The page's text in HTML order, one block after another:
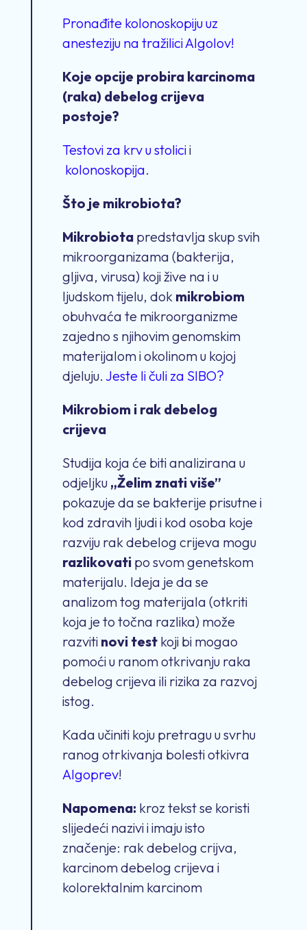
Pronađite kolonoskopiju uz
anesteziju na tražilici Algolov!
Koje opcije probira karcinoma
(raka) debelog crijeva
postoje?
Testovi za krv u stolicii
kolonoskopija.
Što je mikrobiota?
Mikrobiotapredstavlja skup svih
mikroorganizama (bakterija,
gljiva, virusa) koji žive na i u
ljudskom tijelu, dok mikrobiom
obuhvaća te mikroorganizme
zajedno s njihovim genomskim
materijalom i okolinom u kojoj
djeluju. Jeste li čuli za SIBO?
Mikrobiom i rak debelog
crijeva
Studija koja će biti analizirana u
odjeljku„Želim znati više”
pokazuje da se bakterije prisutne i
kod zdravih ljudi i kod osoba koje
razviju rak debelog crijeva mogu
razlikovatipo svom genetskom
materijalu. Ideja je da se
analizom tog materijala (otkriti
koja je to točna razlika) može
razviti novi testkoji bi mogao
pomoći u ranom otkrivanju raka
debelog crijeva ili rizika za razvoj
istog.
Kada učiniti koju pretragu u svrhu
ranog otrkivanja bolesti otkivra
Algoprev!
Napomena: kroz tekst se koristi
slijedeći nazivi i imaju isto
značenje: rak debelog crijva,
karcinom debelog crijeva i
kolorektalnim karcinom